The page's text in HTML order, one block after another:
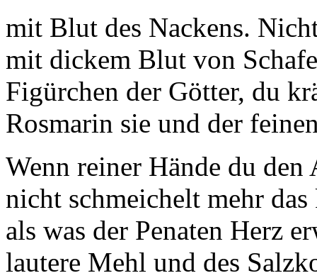
mit Blut des Nackens.
mit dickem Blut von
Figürchen der Götter, du
Rosmarin sie und der
Wenn reiner Hände du den
nicht schmeichelt mehr
als was der Penaten Herz
lautere Mehl und des